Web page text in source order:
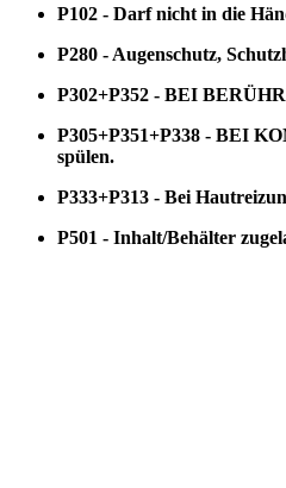
P102 - Darf nicht in die
P280 - Augenschutz,
P302+P352 - BEI
P305+P351+P338 - BEI
spülen.
P333+P313 - Bei
P501 - Inhalt/Behälter